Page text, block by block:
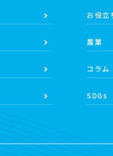
お役立
農業
コラム
SDGs